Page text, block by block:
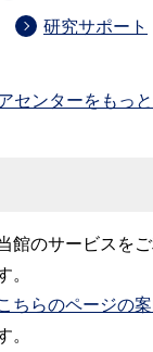
研究サポート
センターをもっ
館のサービスを
。
ちらのページの
。